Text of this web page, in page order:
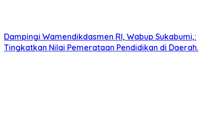
Dampingi Wamendikdasmen RI, Wabup Sukabumi,:
Tingkatkan Nilai Pemerataan Pendidikan di Daerah.